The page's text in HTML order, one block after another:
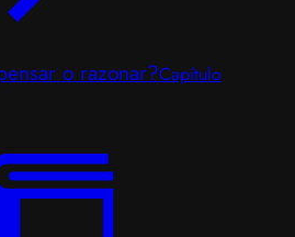
o razonar?Capítulo